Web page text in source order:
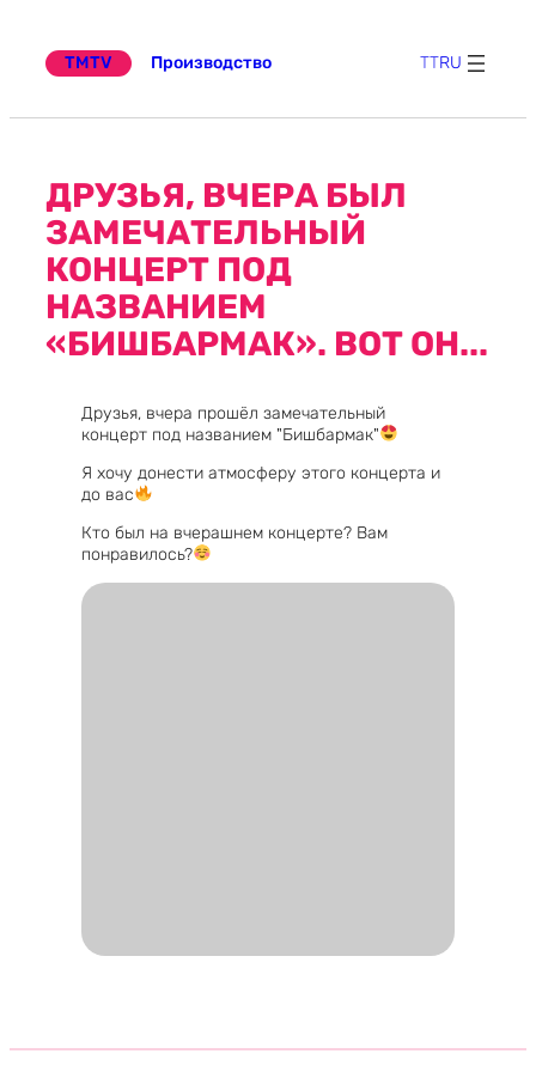
содержимому
TMTV Производство TTRU
ДРУЗЬЯ, ВЧЕРА БЫЛ
ЗАМЕЧАТЕЛЬНЫЙ
КОНЦЕРТ ПОД
НАЗВАНИЕМ
«БИШБАРМАК». ВОТ ОН...
Друзья, вчера прошёл замечательный
концерт под названием "Бишбармак"
Я хочу донести атмосферу этого концерта и
до вас
Кто был на вчерашнем концерте? Вам
понравилось?